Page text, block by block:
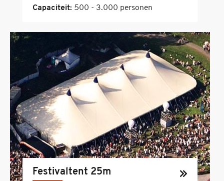
Capaciteit: 500 - 3.000 personen
Festivaltent 25m